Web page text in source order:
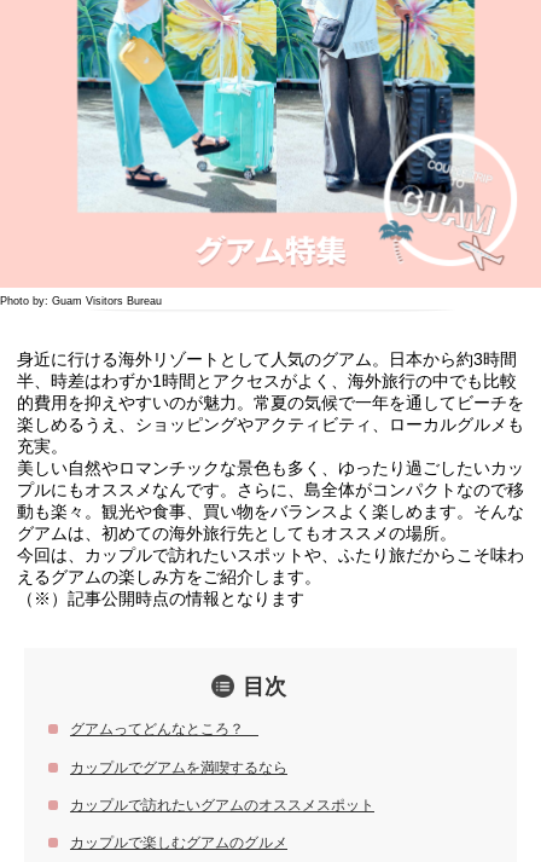
Photo by: Guam Visitors Bureau
身近に行ける海外リゾートとして人気のグアム。日本から約3時間
半、時差はわずか1時間とアクセスがよく、海外旅行の中でも比較
的費用を抑えやすいのが魅力。常夏の気候で一年を通してビーチを
楽しめるうえ、ショッピングやアクティビティ、ローカルグルメも
充実。
美しい自然やロマンチックな景色も多く、ゆったり過ごしたいカッ
プルにもオススメなんです。さらに、島全体がコンパクトなので移
動も楽々。観光や食事、買い物をバランスよく楽しめます。そんな
グアムは、初めての海外旅行先としてもオススメの場所。
今回は、カップルで訪れたいスポットや、ふたり旅だからこそ味わ
えるグアムの楽しみ方をご紹介します。
（※）記事公開時点の情報となります
目次
グアムってどんなところ？
カップルでグアムを満喫するなら
カップルで訪れたいグアムのオススメスポット
カップルで楽しむグアムのグルメ